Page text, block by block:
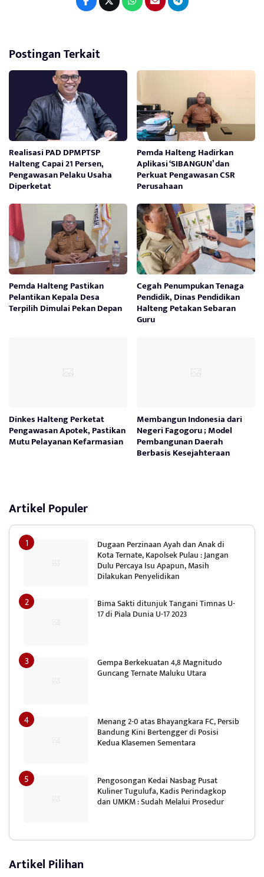
Postingan Terkait
Realisasi PAD DPMPTSP
Halteng Capai 21 Persen,
Pengawasan Pelaku Usaha
Diperketat
Pemda Halteng Hadirkan
Aplikasi ‘SIBANGUN’ dan
Perkuat Pengawasan CSR
Perusahaan
Pemda Halteng Pastikan
Pelantikan Kepala Desa
Terpilih Dimulai Pekan Depan
Cegah Penumpukan Tenaga
Pendidik, Dinas Pendidikan
Halteng Petakan Sebaran
Guru
Dinkes Halteng Perketat
Pengawasan Apotek, Pastikan
Mutu Pelayanan Kefarmasian
Membangun Indonesia dari
Negeri Fagogoru ; Model
Pembangunan Daerah
Berbasis Kesejahteraan
Artikel Populer
Dugaan Perzinaan Ayah dan Anak di
Kota Ternate, Kapolsek Pulau : Jangan
Dulu Percaya Isu Apapun, Masih
Dilakukan Penyelidikan
Bima Sakti ditunjuk Tangani Timnas U-
17 di Piala Dunia U-17 2023
Gempa Berkekuatan 4,8 Magnitudo
Guncang Ternate Maluku Utara
Menang 2-0 atas Bhayangkara FC, Persib
Bandung Kini Bertengger di Posisi
Kedua Klasemen Sementara
Pengosongan Kedai Nasbag Pusat
Kuliner Tugulufa, Kadis Perindagkop
dan UMKM : Sudah Melalui Prosedur
Artikel Pilihan